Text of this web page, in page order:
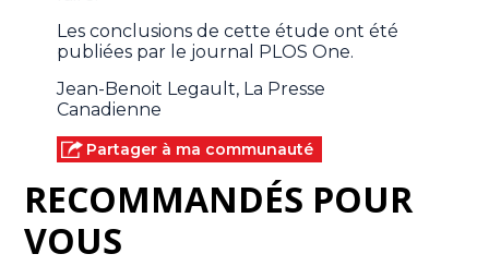
Les conclusions de cette étude ont été
publiées par le journal PLOS One.
Jean-Benoit Legault, La Presse
Canadienne
Partager à ma communauté
RECOMMANDÉS POUR
VOUS